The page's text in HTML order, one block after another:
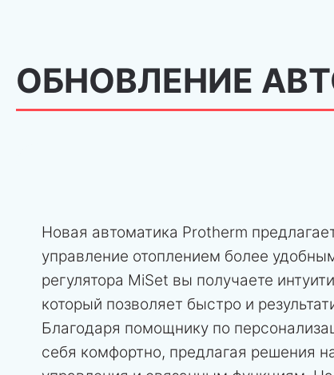
ОБНОВЛЕНИЕ
Новая автоматика Protherm
управление отоплением более
регулятора MiSet вы получаете
который позволяет быстро и
Благодаря помощнику по
себя комфортно, предлагая решения